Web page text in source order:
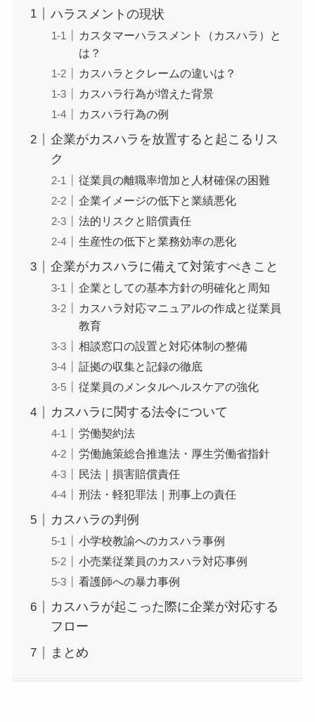
ハラスメントの現状
カスタマーハラスメント（カスハラ）と
は？
カスハラとクレームの違いは？
カスハラ行為が増えた背景
カスハラ行為の例
企業がカスハラを放置すると起こるリス
ク
従業員の離職率増加と人材確保の困難
企業イメージの低下と業績悪化
法的リスクと賠償責任
生産性の低下と業務効率の悪化
企業がカスハラに備えて対策すべきこと
企業としての基本方針の明確化と周知
カスハラ対応マニュアルの作成と従業員
教育
相談窓口の設置と対応体制の整備
証拠の収集と記録の徹底
従業員のメンタルヘルスケアの強化
カスハラに関する法令について
労働契約法
労働施策総合推進法・厚生労働省指針
民法｜損害賠償責任
刑法・軽犯罪法｜刑事上の責任
カスハラの判例
小学校教諭へのカスハラ事例
小売業従業員のカスハラ対応事例
看護師への暴力事例
カスハラが起こった際に企業が対応する
フロー
まとめ